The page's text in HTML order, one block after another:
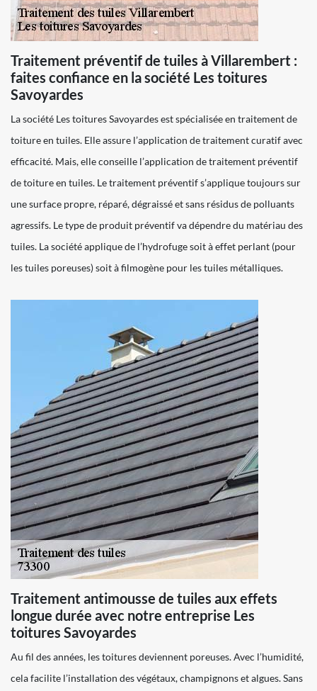
Traitement préventif de tuiles à Villarembert :
faites confiance en la société Les toitures
Savoyardes
La société Les toitures Savoyardes est spécialisée en traitement de
toiture en tuiles. Elle assure l’application de traitement curatif avec
efficacité. Mais, elle conseille l’application de traitement préventif
de toiture en tuiles. Le traitement préventif s’applique toujours sur
une surface propre, réparé, dégraissé et sans résidus de polluants
agressifs. Le type de produit préventif va dépendre du matériau des
tuiles. La société applique de l’hydrofuge soit à effet perlant (pour
les tuiles poreuses) soit à filmogène pour les tuiles métalliques.
Traitement antimousse de tuiles aux effets
longue durée avec notre entreprise Les
toitures Savoyardes
Au fil des années, les toitures deviennent poreuses. Avec l’humidité,
cela facilite l’installation des végétaux, champignons et algues. Sans